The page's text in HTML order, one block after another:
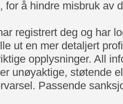
for å hindre misbruk av
registrert deg og har
ut en mer detaljert
opplysninger. All
unøyaktige, støtende
Passende